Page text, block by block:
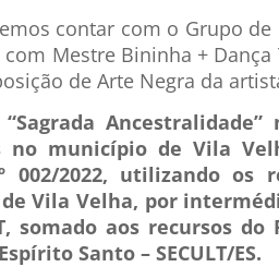
contar com o Grupo
Mestre Bininha +
de Arte Negra da
no município de Vila
002/2022, utilizando
Vila Velha, por
somado aos recursos
Santo – SECULT/ES.